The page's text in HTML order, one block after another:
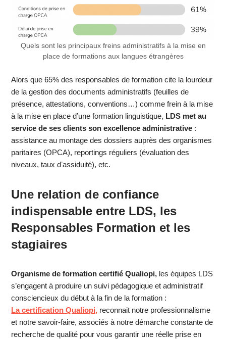
Quels sont les principaux freins administratifs à la mise en
place de formations aux langues étrangères
Alors que 65% des responsables de formation cite la lourdeur
de la gestion des documents administratifs (feuilles de
présence, attestations, conventions…) comme frein à la mise
à la mise en place d’une formation linguistique, LDS met au
service de ses clients son excellence administrative :
assistance au montage des dossiers auprès des organismes
paritaires (OPCA), reportings réguliers (évaluation des
niveaux, taux dʼassiduité), etc.
Une relation de confiance
indispensable entre LDS, les
Responsables Formation et les
stagiaires
Organisme de formation certifié Qualiopi, les équipes LDS
s’engagent à produire un suivi pédagogique et administratif
consciencieux du début à la fin de la formation :
La certification Qualiopi, reconnait notre professionnalisme
et notre savoir-faire, associés à notre démarche constante de
recherche de qualité pour vous garantir une réelle prise en